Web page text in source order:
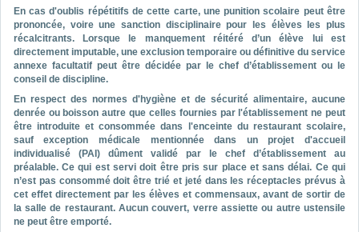
En cas d'oublis répétitifs de cette carte, une punition scolaire peut être
prononcée, voire une sanction disciplinaire pour les élèves les plus
récalcitrants. Lorsque le manquement réitéré d’un élève lui est
directement imputable, une exclusion temporaire ou définitive du service
annexe facultatif peut être décidée par le chef d’établissement ou le
conseil de discipline.
En respect des normes d'hygiène et de sécurité alimentaire, aucune
denrée ou boisson autre que celles fournies par l'établissement ne peut
être introduite et consommée dans l'enceinte du restaurant scolaire,
sauf exception médicale mentionnée dans un projet d'accueil
individualisé (PAI) dûment validé par le chef d’établissement au
préalable. Ce qui est servi doit être pris sur place et sans délai. Ce qui
n’est pas consommé doit être trié et jeté dans les réceptacles prévus à
cet effet directement par les élèves et commensaux, avant de sortir de
la salle de restaurant. Aucun couvert, verre assiette ou autre ustensile
ne peut être emporté.